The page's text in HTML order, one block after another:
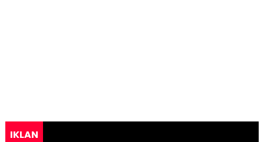
IKLAN